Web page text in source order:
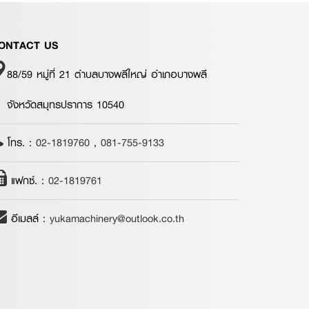
US
88/59 หมู่ที่ 21 ตำบลบางพลีใหญ่ อำเภอบางพลี
จังหวัดสมุทรปราการ 10540
โทร. : 02-1819760 , 081-755-9133
แฟกซ์. : 02-1819761
อีเมลล์ : yukamachinery@outlook.co.th